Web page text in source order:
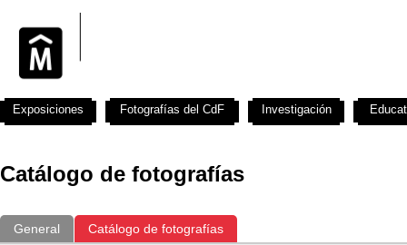
Catálogo de fotografías
General Catálogo de fotografías
Exposiciones Fotografías del CdF Investigación